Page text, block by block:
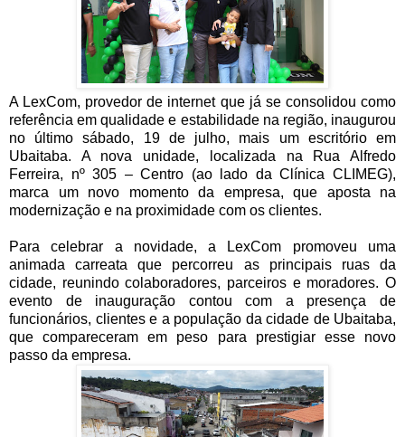
A LexCom, provedor de internet que já se consolidou como
referência em qualidade e estabilidade na região, inaugurou
no último sábado, 19 de julho, mais um escritório em
Ubaitaba. A nova unidade, localizada na Rua Alfredo
Ferreira, nº 305 – Centro (ao lado da Clínica CLIMEG),
marca um novo momento da empresa, que aposta na
modernização e na proximidade com os clientes.
Para celebrar a novidade, a LexCom promoveu uma
animada carreata que percorreu as principais ruas da
cidade, reunindo colaboradores, parceiros e moradores. O
evento de inauguração contou com a presença de
funcionários, clientes e a população da cidade de Ubaitaba,
que compareceram em peso para prestigiar esse novo
passo da empresa.